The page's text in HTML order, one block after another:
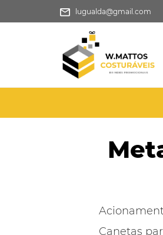
lugualda@gmail.com
Canetas